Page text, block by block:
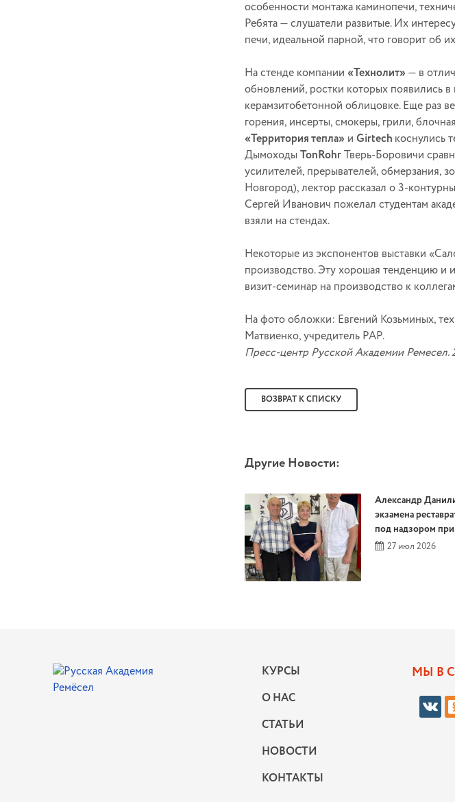
особенности монтажа каминопечи,
Ребята — слушатели развитые. Их
печи, идеальной парной, что говорит об
На стенде компании «Технолит» — в
обновлений, ростки которых появились
керамзитобетонной облицовке. Еще раз
горения, инсерты, смокеры, грили,
«Территория тепла» и Girtech коснулись
Дымоходы TonRohrТверь-Боровичи
усилителей, прерывателей, обмерзания,
Новгород), лектор рассказал о 3-
Сергей Иванович пожелал студентам
взяли на стендах.
Некоторые из экспонентов выставки
производство. Эту хорошая тенденцию и
визит-семинар на производство к
На фото обложки: Евгений Козьминых,
Матвиенко, учредитель РАР.
Пресс-центр Русской Академии Ремесел.
ВОЗВРАТ К СПИСКУ
Другие Новости:
Александр
экзамена
под надзором
27 июл 2026
КУРСЫ
О НАС
СТАТЬИ
НОВОСТИ
КОНТАКТЫ
МЫ В